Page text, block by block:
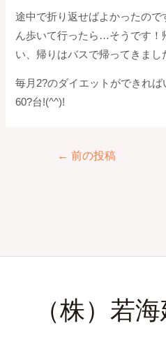
途中で折り返せばよかったの
ん歩いて行ったら…そうです！
い、帰りはバスで帰ってきまし
毎月2?のダイエットができれ
60?台!(^^)!
← 前の投稿
（株）若